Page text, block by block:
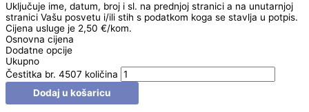
Uključuje ime, datum, broj i sl. na prednjoj stranici a na unutarnjoj
stranici Vašu posvetu i/ili stih s podatkom koga se stavlja u potpis.
Cijena usluge je 2,50 €/kom.
Osnovna cijena
Dodatne opcije
Ukupno
Čestitka br. 4507 količina
Dodaj u košaricu